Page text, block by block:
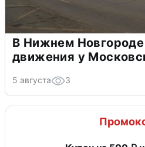
В Нижнем
движения у
5 августа 3